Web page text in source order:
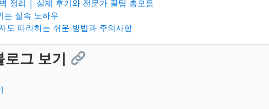
정리 │ 실제 후기와 전문가 꿀팁 총모음
는 실속 노하우
도 따라하는 쉬운 방법과 주의사항
그 보기